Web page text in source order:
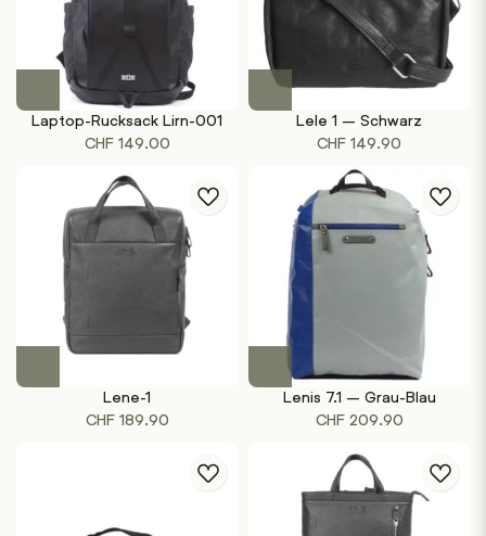
Laptop-Rucksack Lirn-001
CHF149.00
Lele 1 – Schwarz
CHF 149.90
Lene-1
CHF189.90
Lenis 7.1 – Grau-Blau
CHF209.90